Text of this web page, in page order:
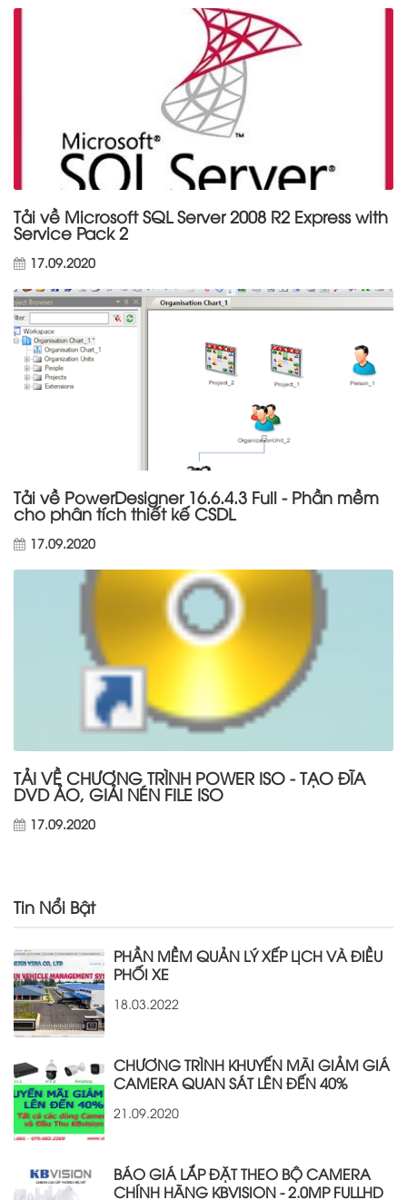
Tải về Microsoft SQL Server 2008 R2 Express with
Service Pack 2
17.09.2020
Tải về PowerDesigner 16.6.4.3 Full - Phần mềm
cho phân tích thiết kế CSDL
17.09.2020
TẢI VỀ CHƯƠNG TRÌNH POWER ISO - TẠO ĐĨA
DVD ẢO, GIẢI NÉN FILE ISO
17.09.2020
Tin Nổi Bật
PHẦN MỀM QUẢN LÝ XẾP LỊCH VÀ ĐIỀU
PHỐI XE
18.03.2022
CHƯƠNG TRÌNH KHUYẾN MÃI GIẢM GIÁ
CAMERA QUAN SÁT LÊN ĐẾN 40%
21.09.2020
BÁO GIÁ LẮP ĐẶT THEO BỘ CAMERA
CHÍNH HÃNG KBVISION - 2.0MP FULLHD